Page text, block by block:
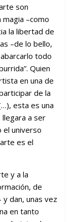
son
–como
la libertad de
–de lo bello,
todo
Quien
en una de
de la
esta es una
llegara a ser
el universo
es el
y a la
de
dan, unas vez
en tanto